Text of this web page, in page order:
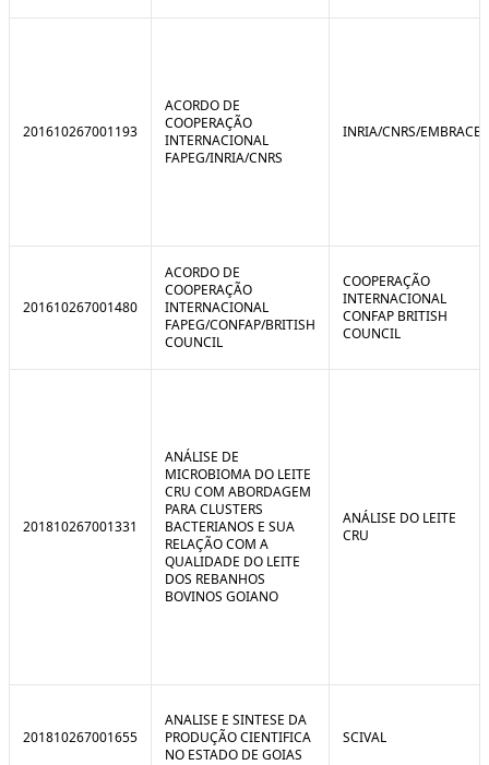
201610267001193
ACORDO DE
COOPERAÇÃO
INTERNACIONAL
FAPEG/INRIA/CNRS
INRIA/CNRS/EMBRACE
201610267001480
ACORDO DE
COOPERAÇÃO
INTERNACIONAL
FAPEG/CONFAP/BRITISH
COUNCIL
COOPERAÇÃO
INTERNACIONAL
CONFAP BRITISH
COUNCIL
201810267001331
ANÁLISE DE
MICROBIOMA DO LEITE
CRU COM ABORDAGEM
PARA CLUSTERS
BACTERIANOS E SUA
RELAÇÃO COM A
QUALIDADE DO LEITE
DOS REBANHOS
BOVINOS GOIANO
ANÁLISE DO LEITE
CRU
201810267001655
ANALISE E SINTESE DA
PRODUÇÃO CIENTIFICA
NO ESTADO DE GOIAS
SCIVAL